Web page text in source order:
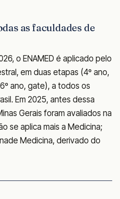
as faculdades de
o ENAMED é aplicado pelo
em duas etapas (4º ano,
ano, gate), a todos os
Em 2025, antes dessa
Gerais foram avaliados na
se aplica mais a Medicina;
Medicina, derivado do